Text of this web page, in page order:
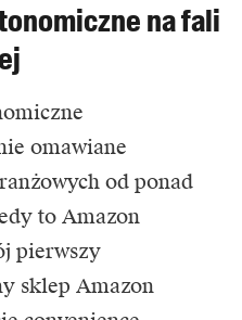
na fali
omawiane
od ponad
to Amazon
pierwszy
sklep Amazon